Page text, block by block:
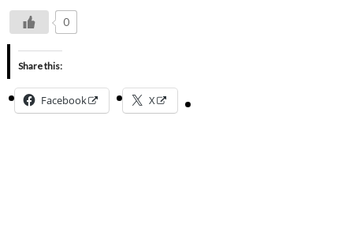
0
Share this:
Facebook X